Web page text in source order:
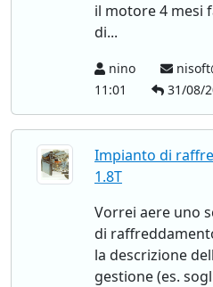
il motore 4 mesi
di...
nino
11:01
31/08/
Impianto di
1.8T
Vorrei aere uno
di
la descrizione
gestione (es.